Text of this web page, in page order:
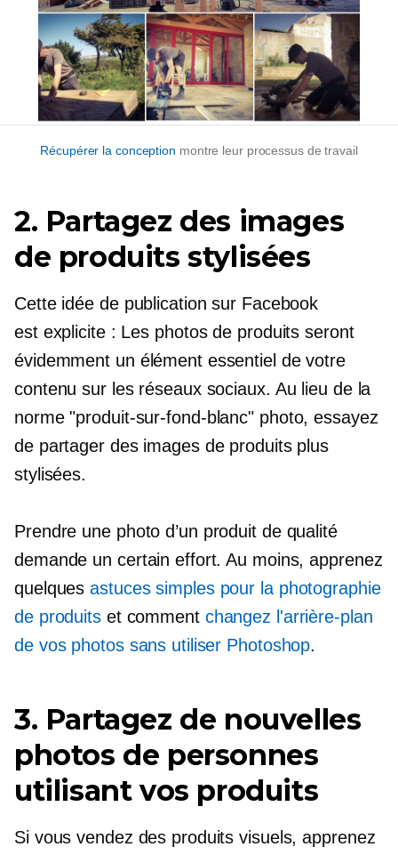
Récupérer la conception montre leur processus de travail
2. Partagez des images
de produits stylisées
Cette idée de publication sur Facebook
est explicite : Les photos de produits seront
évidemment un élément essentiel de votre
contenu sur les réseaux sociaux. Au lieu de la
norme"produit-sur-fond-blanc" photo, essayez
de partager des images de produits plus
stylisées.
Prendre une photo d’un produit de qualité
demande un certain effort. Au moins, apprenez
quelquesastuces simples pour la photographie
de produitset comment changez l'arrière-plan
de vos photos sans utiliser Photoshop.
3. Partagez de nouvelles
photos de personnes
utilisant vos produits
Si vous vendez des produits visuels, apprenez